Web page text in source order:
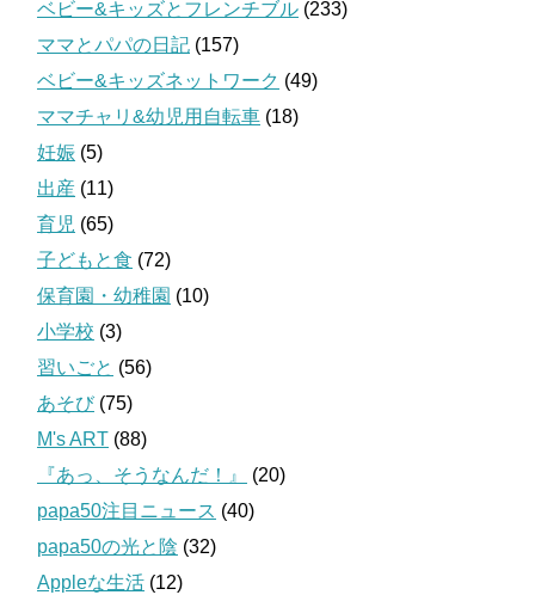
ベビー&キッズとフレンチブル (233)
ママとパパの日記 (157)
ベビー&キッズネットワーク (49)
ママチャリ&幼児用自転車 (18)
妊娠 (5)
出産 (11)
育児 (65)
子どもと食 (72)
保育園・幼稚園 (10)
小学校 (3)
習いごと (56)
あそび(75)
M's ART (88)
『あっ、そうなんだ！』
(20)
papa50注目ニュース (40)
papa50の光と陰 (32)
Appleな生活 (12)